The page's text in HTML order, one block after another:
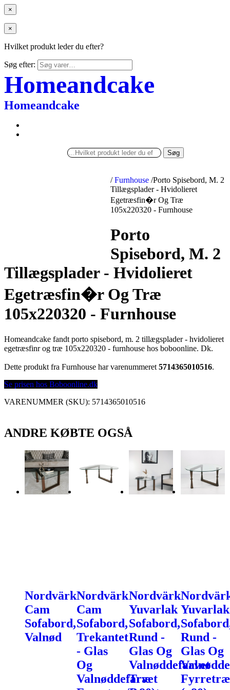
×
×
Hvilket produkt leder du efter?
Søg efter:
Homeandcake
Homeandcake
Søg
/ Furnhouse /Porto Spisebord, M. 2
Tillægsplader - Hvidolieret
Egetræsfin�r Og Træ
105x220320 - Furnhouse
Porto
Spisebord, M. 2
Tillægsplader - Hvidolieret
Egetræsfin�r Og Træ
105x220320 - Furnhouse
Homeandcake fandt porto spisebord, m. 2 tillægsplader - hvidolieret
egetræsfinr og træ 105x220320 - furnhouse hos boboonline. Dk.
Dette produkt fra Furnhouse har varenummeret 5714365010516.
Se prisen hos Boboonline.dk
VARENUMMER (SKU): 5714365010516
ANDRE KØBTE OGSÅ
Nordvärk
Cam
Sofabord,
Valnød
Nordvärk
Cam
Sofabord,
Trekantet
- Glas
Og
Valnøddefarvet
Nordvärk
Yuvarlak
Sofabord,
Rund -
Glas Og
Valnøddefarvet
Træ
Yuvarlak
Rund -
Glas Og